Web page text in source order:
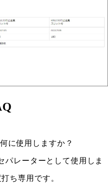
に使用しますか？
パレーターとして使用しま
ち専用です。